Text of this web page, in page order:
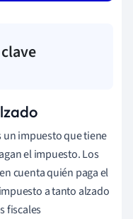
un impuesto que tiene
el impuesto. Los
cuenta quién paga el
a tanto alzado
fiscales